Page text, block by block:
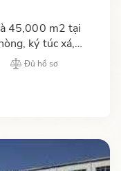
45,000 m2 tại
ký túc xá,
và trạm điện
Đủ hồ sơ